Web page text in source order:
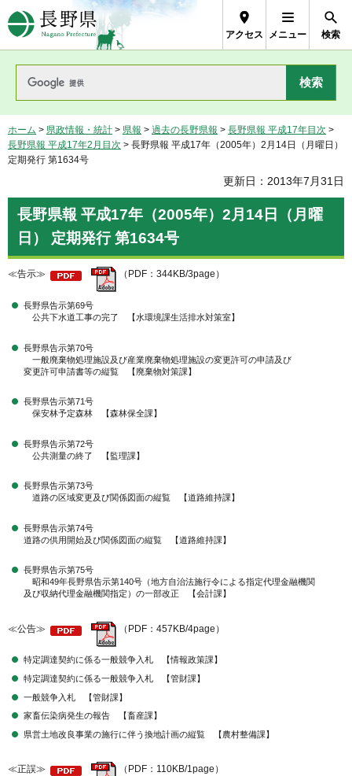
長野県Nagano Prefecture
アクセス メニュー 検索
ホーム > 県政情報・統計 > 県報 > 過去の長野県報 > 長野県報 平成17年目次 >
長野県報 平成17年2月目次 > 長野県報 平成17年（2005年）2月14日（月曜日）
定期発行 第1634号
更新日：2013年7月31日
長野県報 平成17年（2005年）2月14日（月曜
日） 定期発行 第1634号
≪告示≫ （PDF：344KB/3page）
長野県告示第69号
公共下水道工事の完了 【水環境課生活排水対策室】
長野県告示第70号
一般廃棄物処理施設及び産業廃棄物処理施設の変更許可の申請及び
変更許可申請書等の縦覧 【廃棄物対策課】
長野県告示第71号
保安林予定森林 【森林保全課】
長野県告示第72号
公共測量の終了 【監理課】
長野県告示第73号
道路の区域変更及び関係図面の縦覧 【道路維持課】
長野県告示第74号
道路の供用開始及び関係図面の縦覧 【道路維持課】
長野県告示第75号
昭和49年長野県告示第140号（地方自治法施行令による指定代理金融機関
及び収納代理金融機関指定）の一部改正 【会計課】
≪公告≫ （PDF：457KB/4page）
特定調達契約に係る一般競争入札 【情報政策課】
特定調達契約に係る一般競争入札 【管財課】
一般競争入札 【管財課】
家畜伝染病発生の報告 【畜産課】
県営土地改良事業の施行に伴う換地計画の縦覧 【農村整備課】
≪正誤≫ （PDF：110KB/1page）